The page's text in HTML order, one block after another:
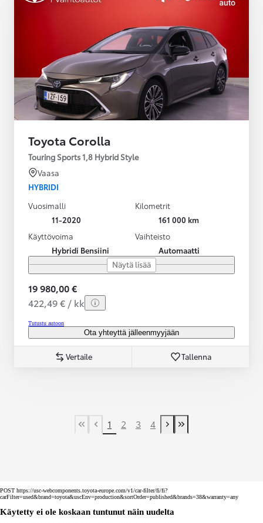
Toyota Corolla
Touring Sports 1,8 Hybrid Style
Vaasa
HYBRIDI
Vuosimalli
11-2020
Kilometrit
161 000 km
Käyttövoima
Hybridi Bensiini
Vaihteisto
Automaatti
Näytä lisää
19 980,00 €
422,49 € / kk
Tutustu autoon
Ota yhteyttä jälleenmyyjään
Vertaile Tallenna
First Page
Previous page
1 2 3 4
Next page
Last Page
POST https://usc-webcomponents.toyota-europe.com/v1/car-filter/fi/fi?
carFilter=used&brand=toyota&uscEnv=production&sortOrder=published&brands=38&warranty=any
Käytetty ei ole koskaan tuntunut näin uudelta